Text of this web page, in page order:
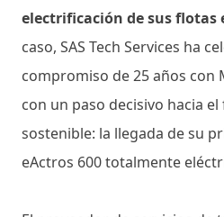
electrificación de sus flotas
caso, SAS Tech Services ha
compromiso de 25 años con
con un paso decisivo hacia
sostenible: la llegada de su
eActros 600 totalmente